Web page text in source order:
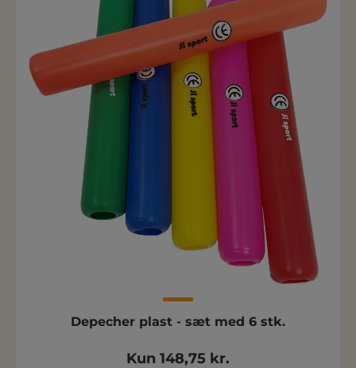
Depecher plast - sæt med 6 stk.
Kun 148,75 kr.